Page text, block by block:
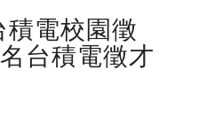
積電校園徵
台積電徵才